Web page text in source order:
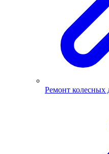
Ремонт колесных